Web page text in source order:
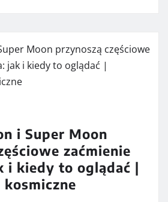
i Super Moon
zaćmienie
i kiedy to oglądać |